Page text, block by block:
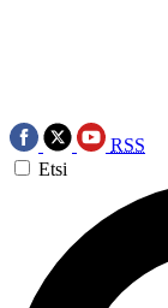
RSS
Etsi